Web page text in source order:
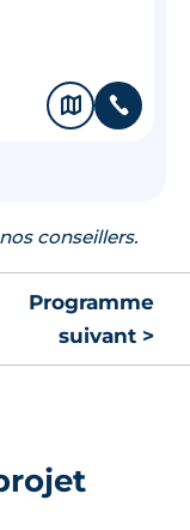
🗞 📞
conseillers.
Programme
suivant >